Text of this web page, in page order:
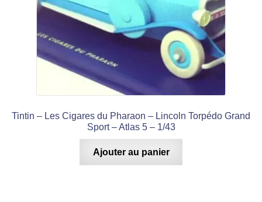
Tintin – Les Cigares du Pharaon – Lincoln Torpédo Grand
Sport – Atlas 5 – 1/43
Ajouter au panier